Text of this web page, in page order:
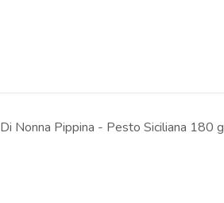
Di Nonna Pippina - Pesto Siciliana 180 g